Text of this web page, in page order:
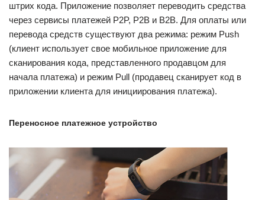
штрих кода. Приложение позволяет переводить средства
через сервисы платежей P2P, P2B и B2B. Для оплаты или
перевода средств существуют два режима: режим Push
(клиент использует свое мобильное приложение для
сканирования кода, представленного продавцом для
начала платежа) и режим Pull (продавец сканирует код в
приложении клиента для инициирования платежа).
Переносное платежное устройство